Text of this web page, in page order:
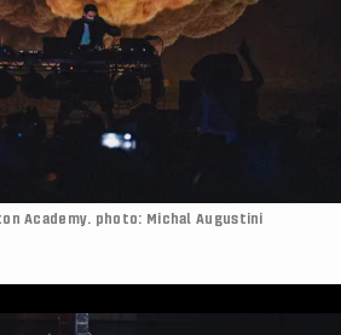
Academy. photo: Michal Augustini